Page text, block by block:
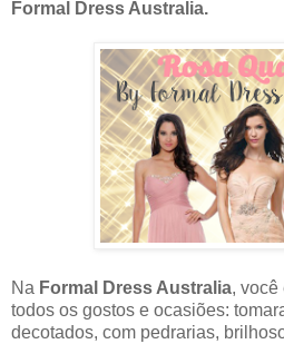
Formal Dress Australia.
Na Formal Dress Australia, você
todos os gostos e ocasiões:
decotados, com pedrarias,